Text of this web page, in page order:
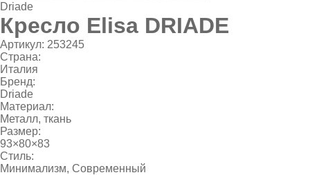
Driade
Кресло Elisa DRIADE
Артикул: 253245
Страна:
Италия
Бренд:
Driade
Материал:
Металл, ткань
Размер:
93×80×83
Стиль:
Минимализм, Современный